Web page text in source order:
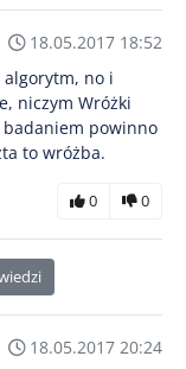
18.05.2017 18:52
no i
niczym Wróżki
powinno
to wróżba.
0 0
18.05.2017 20:24